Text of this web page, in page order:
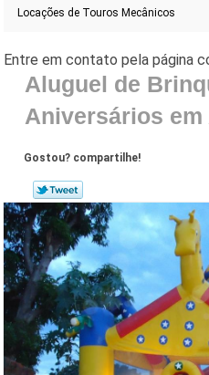
Locações de Touros Mecânicos
Aluguel de
Aniversários
Gostou? compartilhe!